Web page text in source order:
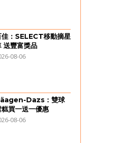
佳：SELECT移動摘星
送豐富獎品
08-06
Dazs：雙球
糕買一送一優惠
08-06